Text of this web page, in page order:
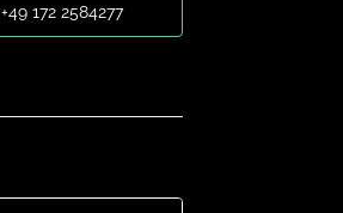
+49 172 2584277